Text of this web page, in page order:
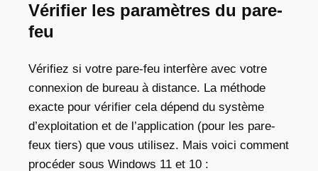
Vérifier les paramètres du pare-
feu
Vérifiez si votre pare-feu interfère avec votre
connexion de bureau à distance. La méthode
exacte pour vérifier cela dépend du système
d’exploitation et de l’application (pour les pare-
feux tiers) que vous utilisez. Mais voici comment
procéder sous Windows 11 et 10 :